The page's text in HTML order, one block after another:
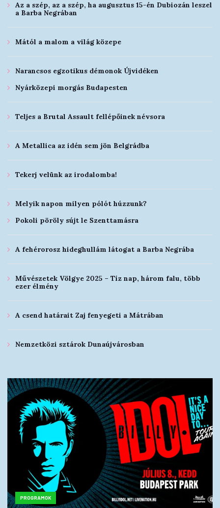
Az a szép, az a szép, ha augusztus 15-én Dubiozán leszel
a Barba Negrában
Mától a malom a világ közepe
Narancsos egzotikus démonok Újvidéken
Nyárközepi morgás Budapesten
Teljes a Brutal Assault fellépőinek névsora
A Metallica az idén sem jön Belgrádba
Tekerj velünk az irodalomba!
Melyik napon milyen pólót húzzunk?
Pokoli pöröly sújt le Szenttamásra
A fehérorosz hideghullám látogat a Barba Negrába
Művészetek Völgye 2025 – Tíz nap, három falu, több
ezer élmény
A csend határait Zaj fenyegeti a Mátrában
Nemzetközi sztárok Dunaújvárosban
PROGRAMOK